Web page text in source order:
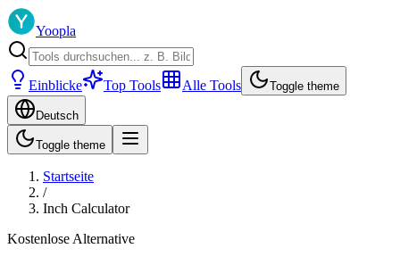
Yoopla
Einblicke Top Tools Alle Tools Toggle theme
Deutsch
Toggle theme
Startseite
/
Inch Calculator
Kostenlose Alternative